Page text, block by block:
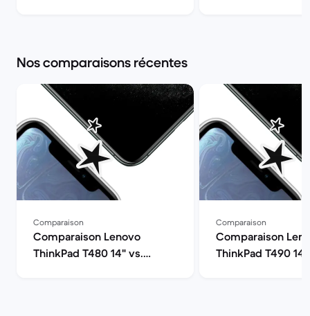
Nos comparaisons récentes
Comparaison
Comparaison Lenovo
ThinkPad T480 14" vs.
Comparaison
Comparaison
ThinkPad T490